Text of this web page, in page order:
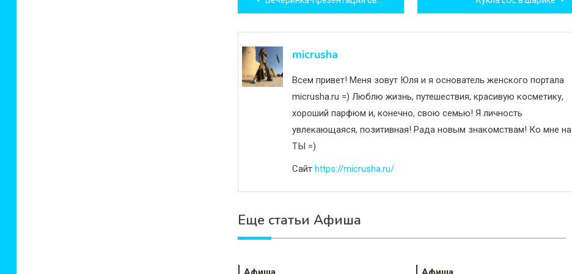
по
записямmicrusha
Всем привет! Меня зовут Юля и я основатель женского портала
micrusha.ru =) Люблю жизнь, путешествия, красивую косметику,
хороший парфюм и, конечно, свою семью! Я личность
увлекающаяся, позитивная! Рада новым знакомствам! Ко мне на
ТЫ =)
Сайт https://micrusha.ru/
Еще статьи Афиша